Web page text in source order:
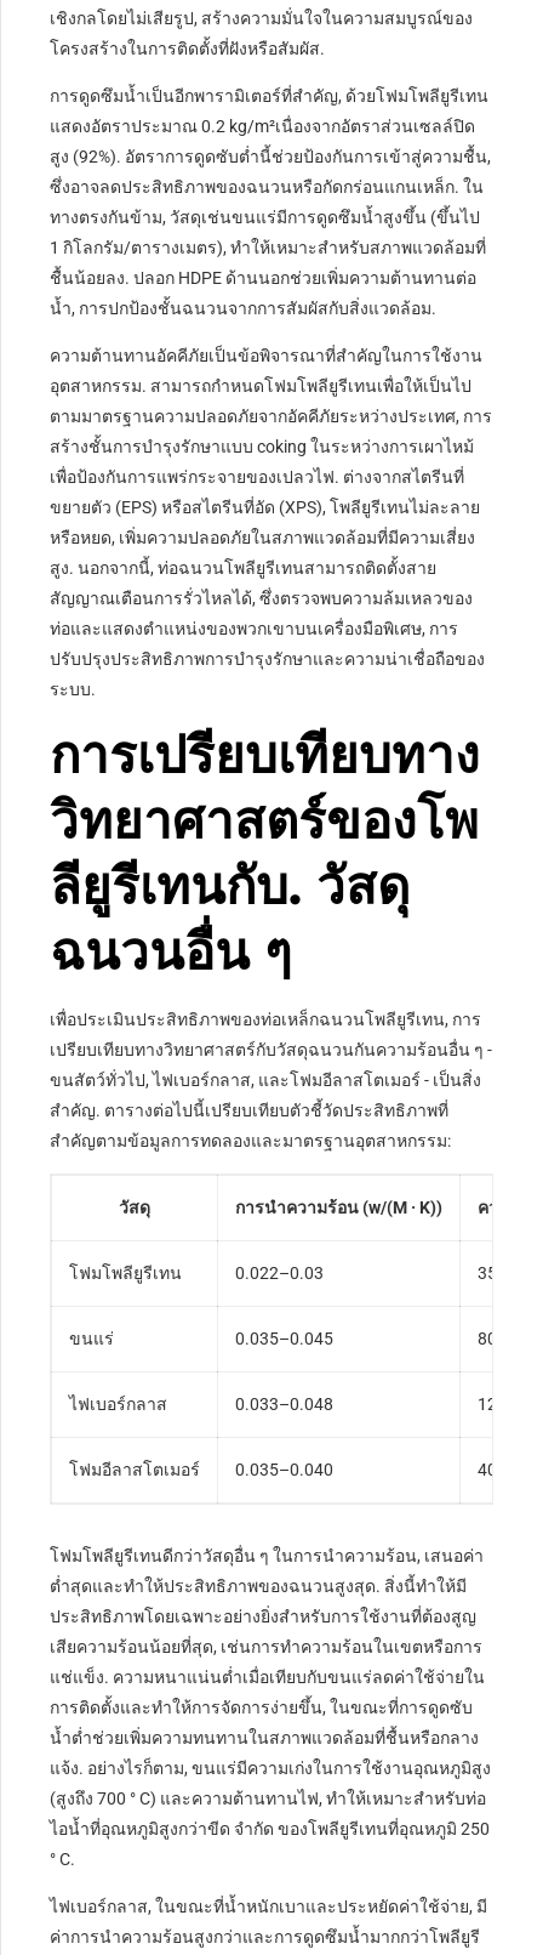
เชิงกลโดยไม่เสียรูป, สร้างความมั่นใจในความสมบูรณ์ของ
โครงสร้างในการติดตั้งที่ฝังหรือสัมผัส.
การดูดซึมน้ำเป็นอีกพารามิเตอร์ที่สำคัญ, ด้วยโฟมโพลียูรีเทน
แสดงอัตราประมาณ 0.2 kg/m²เนื่องจากอัตราส่วนเซลล์ปิด
สูง (92%). อัตราการดูดซับต่ำนี้ช่วยป้องกันการเข้าสู่ความชื้น,
ซึ่งอาจลดประสิทธิภาพของฉนวนหรือกัดกร่อนแกนเหล็ก. ใน
ทางตรงกันข้าม, วัสดุเช่นขนแร่มีการดูดซึมน้ำสูงขึ้น (ขึ้นไป
1 กิโลกรัม/ตารางเมตร), ทำให้เหมาะสำหรับสภาพแวดล้อมที่
ชื้นน้อยลง. ปลอก HDPE ด้านนอกช่วยเพิ่มความต้านทานต่อ
น้ำ, การปกป้องชั้นฉนวนจากการสัมผัสกับสิ่งแวดล้อม.
ความต้านทานอัคคีภัยเป็นข้อพิจารณาที่สำคัญในการใช้งาน
อุตสาหกรรม. สามารถกำหนดโฟมโพลียูรีเทนเพื่อให้เป็นไป
ตามมาตรฐานความปลอดภัยจากอัคคีภัยระหว่างประเทศ, การ
สร้างชั้นการบำรุงรักษาแบบ coking ในระหว่างการเผาไหม้
เพื่อป้องกันการแพร่กระจายของเปลวไฟ. ต่างจากสไตรีนที่
ขยายตัว (EPS) หรือสไตรีนที่อัด (XPS), โพลียูรีเทนไม่ละลาย
หรือหยด, เพิ่มความปลอดภัยในสภาพแวดล้อมที่มีความเสี่ยง
สูง. นอกจากนี้, ท่อฉนวนโพลียูรีเทนสามารถติดตั้งสาย
สัญญาณเตือนการรั่วไหลได้, ซึ่งตรวจพบความล้มเหลวของ
ท่อและแสดงตำแหน่งของพวกเขาบนเครื่องมือพิเศษ, การ
ปรับปรุงประสิทธิภาพการบำรุงรักษาและความน่าเชื่อถือของ
ระบบ.
การเปรียบเทียบทาง
วิทยาศาสตร์ของโพ
ลียูรีเทนกับ. วัสดุ
ฉนวนอื่น ๆ
เพื่อประเมินประสิทธิภาพของท่อเหล็กฉนวนโพลียูรีเทน, การ
เปรียบเทียบทางวิทยาศาสตร์กับวัสดุฉนวนกันความร้อนอื่น ๆ -
ขนสัตว์ทั่วไป, ไฟเบอร์กลาส, และโฟมอีลาสโตเมอร์ - เป็นสิ่ง
สำคัญ. ตารางต่อไปนี้เปรียบเทียบตัวชี้วัดประสิทธิภาพที่
สำคัญตามข้อมูลการทดลองและมาตรฐานอุตสาหกรรม:
วัสดุ การนำความร้อน (w/(M · K)) ความห
โฟมโพลียูรีเทน 0.022–0.03 35–120
ขนแร่ 0.035–0.045 80–200
ไฟเบอร์กลาส 0.033–0.048 12–48
โฟมอีลาสโตเมอร์ 0.035–0.040 40–80
โฟมโพลียูรีเทนดีกว่าวัสดุอื่น ๆ ในการนำความร้อน, เสนอค่า
ต่ำสุดและทำให้ประสิทธิภาพของฉนวนสูงสุด. สิ่งนี้ทำให้มี
ประสิทธิภาพโดยเฉพาะอย่างยิ่งสำหรับการใช้งานที่ต้องสูญ
เสียความร้อนน้อยที่สุด, เช่นการทำความร้อนในเขตหรือการ
แช่แข็ง. ความหนาแน่นต่ำเมื่อเทียบกับขนแร่ลดค่าใช้จ่ายใน
การติดตั้งและทำให้การจัดการง่ายขึ้น, ในขณะที่การดูดซับ
น้ำต่ำช่วยเพิ่มความทนทานในสภาพแวดล้อมที่ชื้นหรือกลาง
แจ้ง. อย่างไรก็ตาม, ขนแร่มีความเก่งในการใช้งานอุณหภูมิสูง
(สูงถึง 700 ° C) และความต้านทานไฟ, ทำให้เหมาะสำหรับท่อ
ไอน้ำที่อุณหภูมิสูงกว่าขีด จำกัด ของโพลียูรีเทนที่อุณหภูมิ 250
° C.
ไฟเบอร์กลาส, ในขณะที่น้ำหนักเบาและประหยัดค่าใช้จ่าย, มี
ค่าการนำความร้อนสูงกว่าและการดูดซึมน้ำมากกว่าโพลียูรี